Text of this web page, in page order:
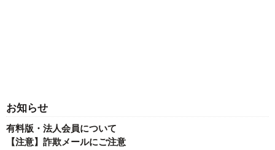
お知らせ
有料版・法人会員について
【注意】詐欺メールにご注意